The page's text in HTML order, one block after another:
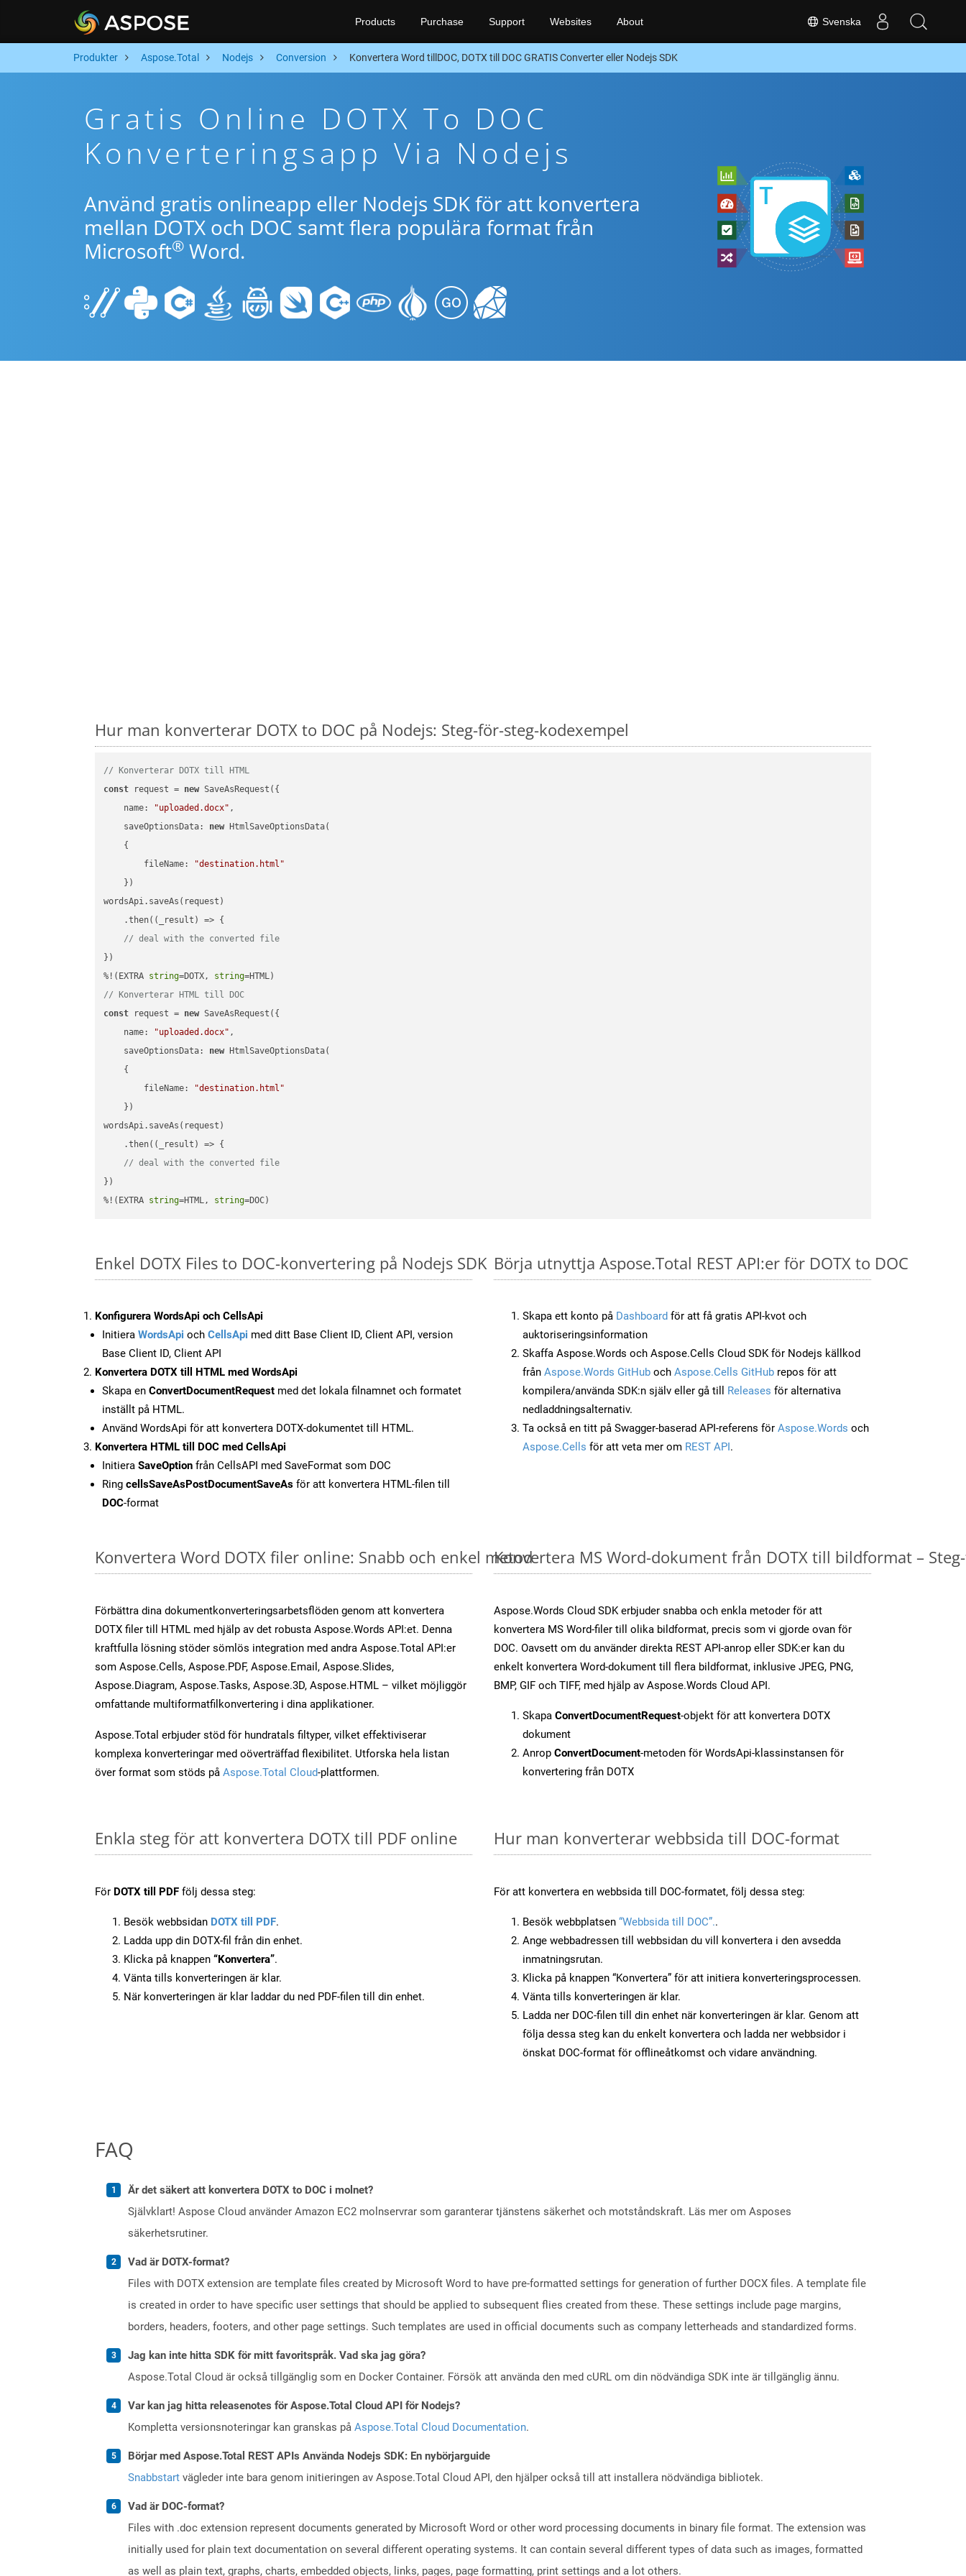
Svenska
Products Purchase Support Websites About
Produkter Aspose.Total Nodejs Conversion Konvertera Word tillDOC, DOTX till DOC GRATIS Converter eller Nodejs SDK
Gratis Online DOTX To DOC
Konverteringsapp Via Nodejs
Använd gratis onlineapp eller Nodejs SDK för att konvertera
mellan DOTX och DOC samt flera populära format från
Microsoft® Word.
Hur man konverterar DOTX to DOC på Nodejs: Steg-för-steg-kodexempel
// Konverterar DOTX till HTML
const request = new SaveAsRequest({
name: "uploaded.docx" ,
saveOptionsData: new HtmlSaveOptionsData(
    {
fileName:
"destination.html"
    })
wordsApi.saveAs(request)
    .then(
( _result ) => {
// deal with the converted file
})
%!(EXTRA string=DOTX, string
// Konverterar HTML till DOC
const request = new SaveAsRequest({
name: "uploaded.docx" ,
saveOptionsData: new HtmlSaveOptionsData(
    {
fileName:
"destination.html"
    })
wordsApi.saveAs(request)
    .then(
( _result ) => {
// deal with the converted file
})
%!(EXTRA string=HTML, string=DOC)
Enkel DOTX Files to DOC-konvertering på Nodejs SDK
Konfigurera WordsApi och CellsApi
Initiera WordsApi och CellsApi med ditt Base Client ID, Client API, version
Base Client ID, Client API
Konvertera DOTX till HTML med WordsApi
Skapa en ConvertDocumentRequest med det lokala filnamnet och formatet
inställt på HTML.
Använd WordsApi för att konvertera DOTX-dokumentet till HTML.
Konvertera HTML till DOC med CellsApi
Initiera SaveOption från CellsAPI med SaveFormat som DOC
Ring cellsSaveAsPostDocumentSaveAs för att konvertera HTML-filen till
DOC-format
Börja utnyttja Aspose.Total REST API:er för DOTX to DOC
Skapa ett konto på Dashboard för att få gratis API-kvot och
auktoriseringsinformation
Skaffa Aspose.Words och Aspose.Cells Cloud SDK för Nodejs källkod
från Aspose.Words GitHub och Aspose.Cells GitHub repos för att
kompilera/använda SDK:n själv eller gå till Releases för alternativa
nedladdningsalternativ.
Ta också en titt på Swagger-baserad API-referens för Aspose.Words och
Aspose.Cells för att veta mer om REST API.
Konvertera Word DOTX filer online: Snabb och enkel metod
Förbättra dina dokumentkonverteringsarbetsflöden genom att konvertera
DOTX filer till HTML med hjälp av det robusta Aspose.Words API:et. Denna
kraftfulla lösning stöder sömlös integration med andra Aspose.Total API:er
som Aspose.Cells, Aspose.PDF, Aspose.Email, Aspose.Slides,
Aspose.Diagram, Aspose.Tasks, Aspose.3D, Aspose.HTML – vilket möjliggör
omfattande multiformatfilkonvertering i dina applikationer.
Aspose.Total erbjuder stöd för hundratals filtyper, vilket effektiviserar
komplexa konverteringar med oöverträffad flexibilitet. Utforska hela listan
över format som stöds på Aspose.Total Cloud-plattformen.
Konvertera MS Word-dokument från DOTX till bildformat –
Aspose.Words Cloud SDK erbjuder snabba och enkla metoder för att
konvertera MS Word-filer till olika bildformat, precis som vi gjorde ovan för
DOC. Oavsett om du använder direkta REST API-anrop eller SDK:er kan du
enkelt konvertera Word-dokument till flera bildformat, inklusive JPEG, PNG,
BMP, GIF och TIFF, med hjälp av Aspose.Words Cloud API.
Skapa ConvertDocumentRequest-objekt för att konvertera DOTX
dokument
Anrop ConvertDocument-metoden för WordsApi-klassinstansen för
konvertering från DOTX
Enkla steg för att konvertera DOTX till PDF online
För DOTX till PDF följ dessa steg:
Besök webbsidan DOTX till PDF.
Ladda upp din DOTX-fil från din enhet.
Klicka på knappen “Konvertera”.
Vänta tills konverteringen är klar.
När konverteringen är klar laddar du ned PDF-filen till din enhet.
Hur man konverterar webbsida till DOC-format
För att konvertera en webbsida till DOC-formatet, följ dessa steg:
Besök webbplatsen “Webbsida till DOC”..
Ange webbadressen till webbsidan du vill konvertera i den avsedda
inmatningsrutan.
Klicka på knappen “Konvertera” för att initiera konverteringsprocessen.
Vänta tills konverteringen är klar.
Ladda ner DOC-filen till din enhet när konverteringen är klar. Genom att
följa dessa steg kan du enkelt konvertera och ladda ner webbsidor i
önskat DOC-format för offlineåtkomst och vidare användning.
FAQ
Är det säkert att konvertera DOTX to DOC i molnet?
Självklart! Aspose Cloud använder Amazon EC2 molnservrar som garanterar tjänstens säkerhet och motståndskraft. Läs mer om Asposes
säkerhetsrutiner.
Vad är DOTX-format?
Files with DOTX extension are template files created by Microsoft Word to have pre-formatted settings for generation of further DOCX files. A template file
is created in order to have specific user settings that should be applied to subsequent flies created from these. These settings include page margins,
borders, headers, footers, and other page settings. Such templates are used in official documents such as company letterheads and standardized forms.
Jag kan inte hitta SDK för mitt favoritspråk. Vad ska jag göra?
Aspose.Total Cloud är också tillgänglig som en Docker Container. Försök att använda den med cURL om din nödvändiga SDK inte är tillgänglig ännu.
Var kan jag hitta releasenotes för Aspose.Total Cloud API för Nodejs?
Kompletta versionsnoteringar kan granskas på Aspose.Total Cloud Documentation.
Börjar med Aspose.Total REST APIs Använda Nodejs SDK: En nybörjarguide
Snabbstart vägleder inte bara genom initieringen av Aspose.Total Cloud API, den hjälper också till att installera nödvändiga bibliotek.
Vad är DOC-format?
Files with .doc extension represent documents generated by Microsoft Word or other word processing documents in binary file format. The extension was
initially used for plain text documentation on several different operating systems. It can contain several different types of data such as images, formatted
as well as plain text, graphs, charts, embedded objects, links, pages, page formatting, print settings and a lot others.